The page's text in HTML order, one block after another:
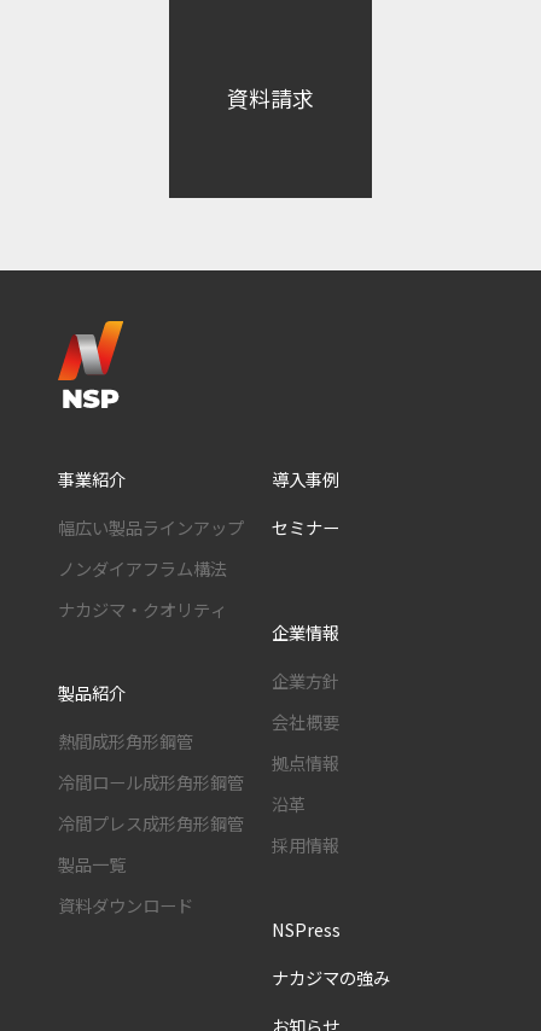
資料請求
事業紹介
幅広い製品ラインアップ
ノンダイアフラム構法
ナカジマ・クオリティ
製品紹介
熱間成形角形鋼管
冷間ロール成形角形鋼管
冷間プレス成形角形鋼管
製品一覧
資料ダウンロード
導入事例
セミナー
企業情報
企業方針
会社概要
拠点情報
沿革
採用情報
NSPress
ナカジマの強み
お知らせ